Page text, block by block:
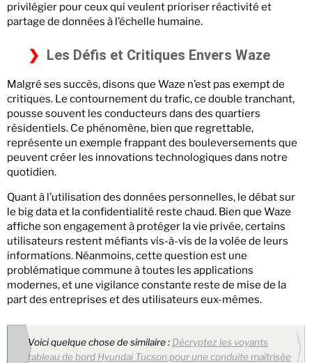
privilégier pour ceux qui veulent prioriser réactivité et
partage de données à l’échelle humaine.
Les Défis et Critiques Envers Waze
Malgré ses succès, disons que Waze n’est pas exempt de
critiques. Le contournement du trafic, ce double tranchant,
pousse souvent les conducteurs dans des quartiers
résidentiels. Ce phénomène, bien que regrettable,
représente un exemple frappant des bouleversements que
peuvent créer les innovations technologiques dans notre
quotidien.
Quant à l’utilisation des données personnelles, le débat sur
le big data et la confidentialité reste chaud. Bien que Waze
affiche son engagement à protéger la vie privée, certains
utilisateurs restent méfiants vis-à-vis de la volée de leurs
informations. Néanmoins, cette question est une
problématique commune à toutes les applications
modernes, et une vigilance constante reste de mise de la
part des entreprises et des utilisateurs eux-mêmes.
Voici quelque chose de similaire : Décryptez les voyants
tableau de bord Hyundai Tucson pour une conduite maîtrisée